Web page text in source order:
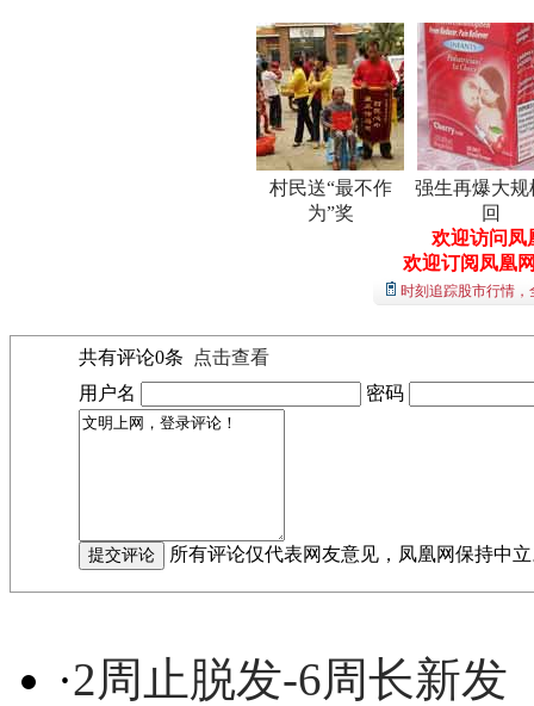
村民送“最不作
为”奖
强生再爆大规
回
欢迎访问凤
欢迎订阅凤凰
时刻追踪股市行情
共有评论0条
点击查看
用户名
密码
所有评论仅代表网友意见，凤凰网保持中
·2周止脱发-6周长新发